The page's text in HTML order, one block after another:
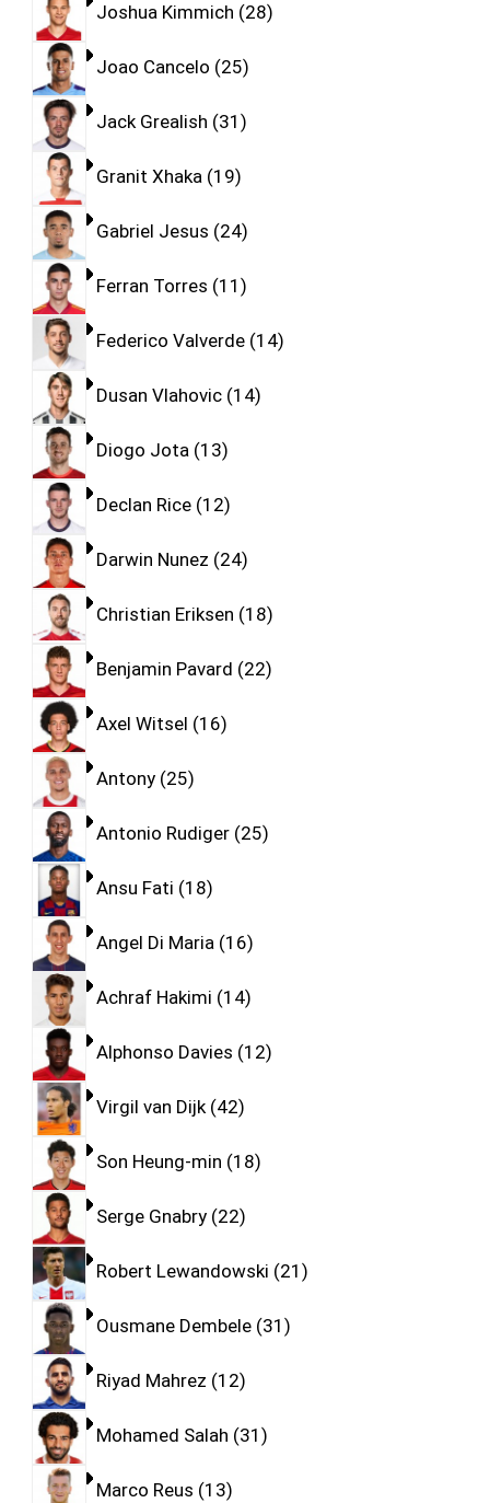
Joshua Kimmich 28
Joao Cancelo 25
Jack Grealish 31
Granit Xhaka 19
Gabriel Jesus 24
Ferran Torres 11
Federico Valverde 14
Dusan Vlahovic 14
Diogo Jota 13
Declan Rice 12
Darwin Nunez 24
Christian Eriksen 18
Benjamin Pavard 22
Axel Witsel 16
Antony 25
Antonio Rudiger 25
Ansu Fati 18
Angel Di Maria 16
Achraf Hakimi 14
Alphonso Davies 12
Virgil van Dijk 42
Son Heung-min 18
Serge Gnabry 22
Robert Lewandowski 21
Ousmane Dembele 31
Riyad Mahrez 12
Mohamed Salah 31
Marco Reus 13